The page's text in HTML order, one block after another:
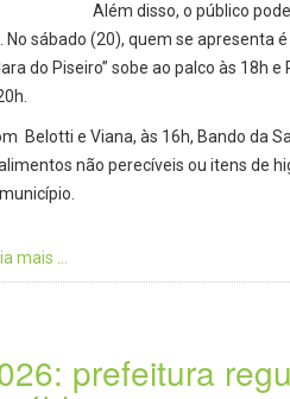
Além disso, o público
sábado (20), quem se apresenta
do Piseiro” sobe ao palco às 18h
Belotti e Viana, às 16h, Bando da
não perecíveis ou itens de
mais ...
prefeitura